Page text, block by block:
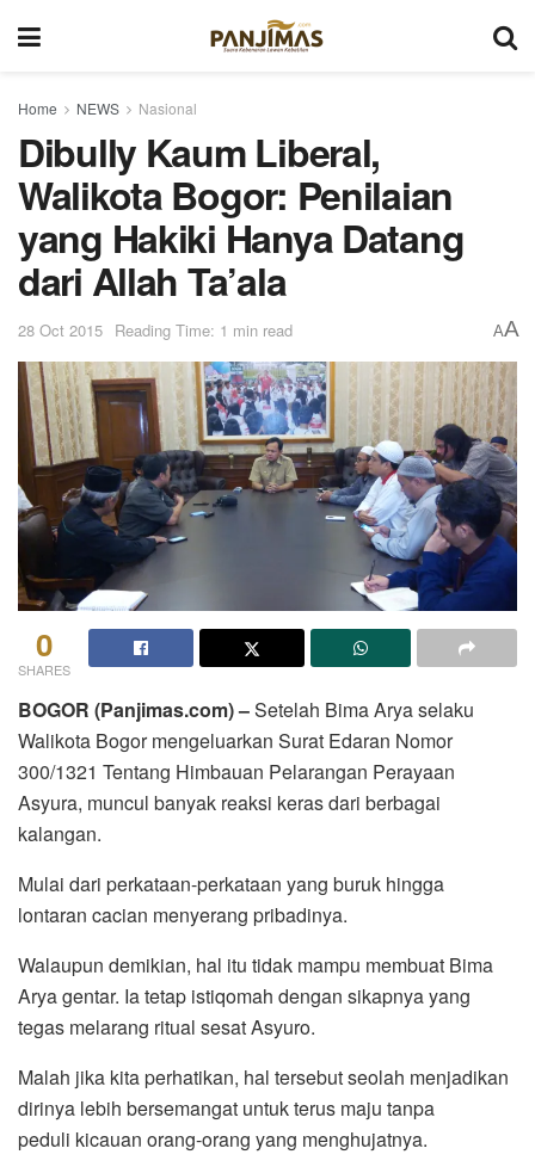
Home NEWS Nasional
Dibully Kaum Liberal,
Walikota Bogor: Penilaian
yang Hakiki Hanya Datang
dari Allah Ta’ala
28 Oct 2015 Reading Time: 1 min read AA
0
SHARES
BOGOR (Panjimas.com) –Setelah Bima Arya selaku
Walikota Bogor mengeluarkan Surat Edaran Nomor
300/1321 Tentang Himbauan Pelarangan Perayaan
Asyura, muncul banyak reaksi keras dari berbagai
kalangan.
Mulai dari perkataan-perkataan yang buruk hingga
lontaran cacian menyerang pribadinya.
Walaupun demikian, hal itu tidak mampu membuat Bima
Arya gentar. Ia tetap istiqomah dengan sikapnya yang
tegas melarang ritual sesat Asyuro.
Malah jika kita perhatikan, hal tersebut seolah menjadikan
dirinya lebih bersemangat untuk terus maju tanpa
peduli kicauan orang-orang yang menghujatnya.